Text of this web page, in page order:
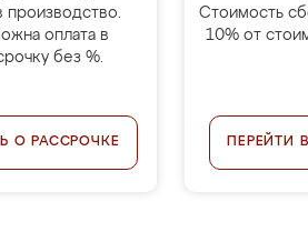
производство.
оплата в
без %.
О РАССРОЧКЕ
Стоимость
10% от
ПЕРЕЙТИ